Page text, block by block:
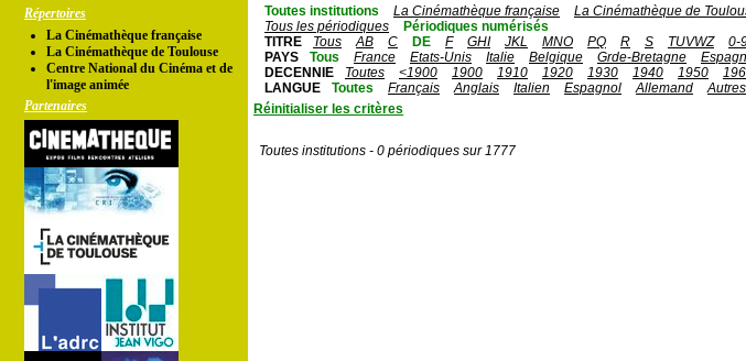
Répertoires
La Cinémathèque française
La Cinémathèque de Toulouse
Centre National du Cinéma et de
l'image animée
Partenaires
Toutes institutions
La Cinémathèque française La Cinémathèque de
Tous les périodiques
Périodiques numérisés
TITRE
Tous AB C DE F GHI JKL MNO PQ R S TUVWZ
0-
PAYS
Tous France Etats-Unis Italie Belgique Grde-Bretagne
DECENNIE
Toutes <1900 1900 1910 1920 1930 1940 1950
LANGUE
Toutes Français Anglais Italien Espagnol Allemand
Autres
Réinitialiser les critères
Toutes institutions - 0 périodiques sur 1777